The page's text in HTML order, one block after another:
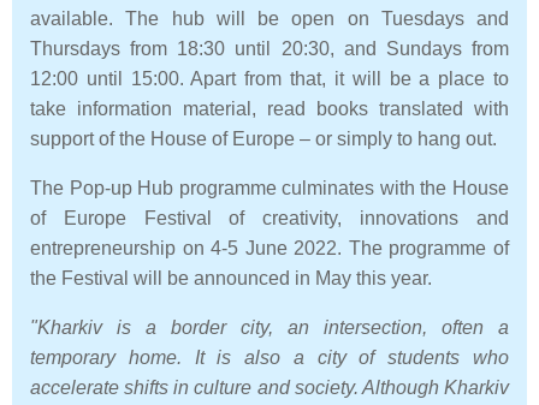
available. The hub will be open on Tuesdays and
Thursdays from 18:30 until 20:30, and Sundays from
12:00 until 15:00. Apart from that, it will be a place to
take information material, read books translated with
support of the House of Europe – or simply to hang out.
The Pop-up Hub programme culminates with the House
of Europe Festival of creativity, innovations and
entrepreneurship on 4-5 June 2022. The programme of
the Festival will be announced in May this year.
"Kharkiv is a border city, an intersection, often a
temporary home. It is also a city of students who
accelerate shifts in culture and society. Although Kharkiv